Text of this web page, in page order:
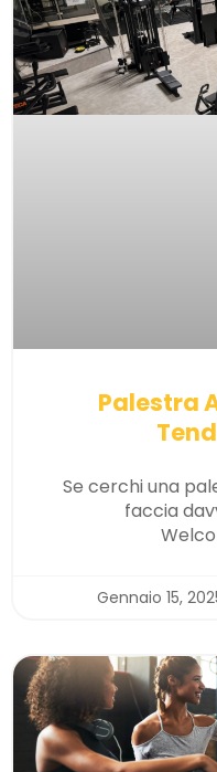
Palestra
Se cerchi una
faccia
Gennaio 15,